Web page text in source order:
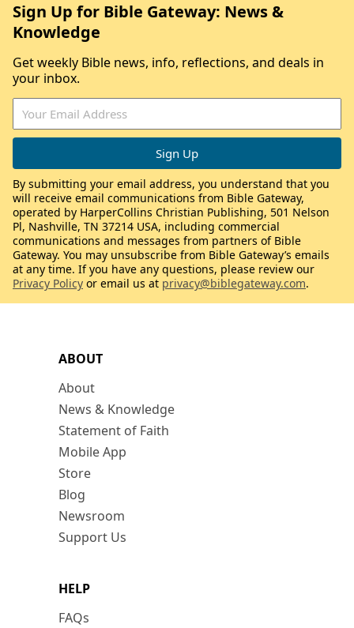
ABOUT
About
News & Knowledge
Statement of Faith
Mobile App
Store
Blog
Newsroom
Support Us
HELP
FAQs
Sign Up for Bible Gateway: News &
Knowledge
Get weekly Bible news, info, reflections, and deals in
your inbox.
By submitting your email address, you understand that you
will receive email communications from Bible Gateway,
operated by HarperCollins Christian Publishing, 501 Nelson
Pl, Nashville, TN 37214 USA, including commercial
communications and messages from partners of Bible
Gateway. You may unsubscribe from Bible Gateway’s emails
at any time. If you have any questions, please review our
Privacy Policy or email us at privacy@biblegateway.com.